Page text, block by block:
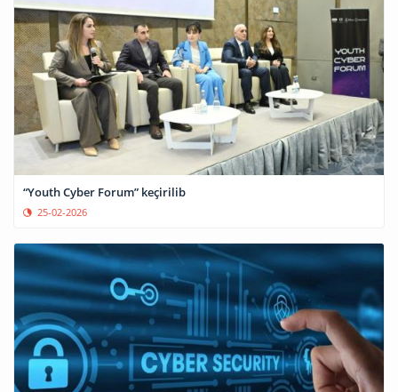
“Youth Cyber Forum” keçirilib
25-02-2026